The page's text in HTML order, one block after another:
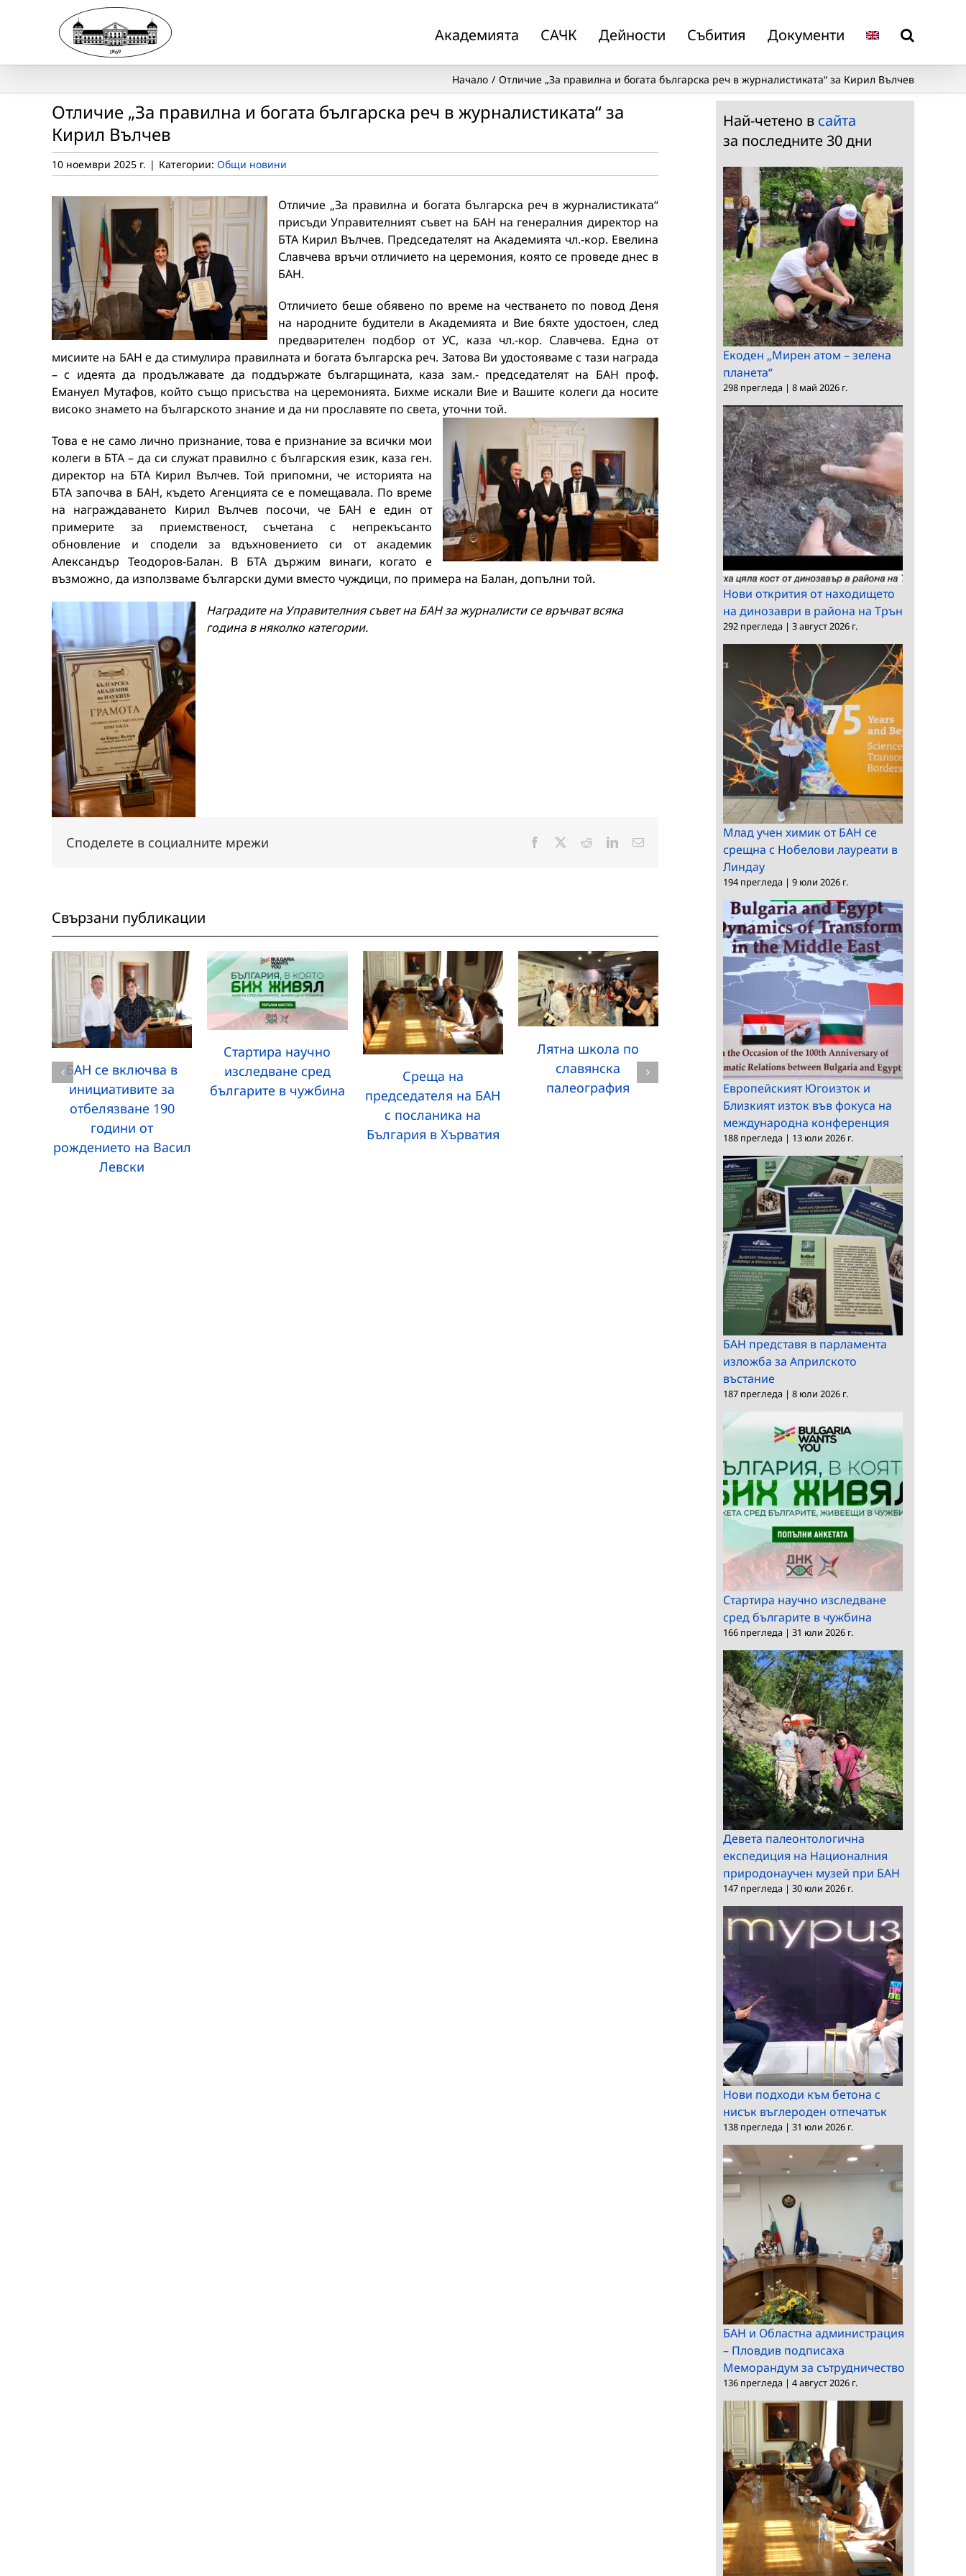
Академията САЧК Дейности Събития Документи
Начало Oтличие „За правилна и богата българска реч в журналистиката“ за Кирил Вълчев
Oтличие „За правилна и богата българска реч в журналистиката“ за
Кирил Вълчев
10 ноември 2025 г. | Категории: Общи новини
Отличие „За правилна и богата българска реч в журналистиката“
присъди Управителният съвет на БАН на генералния директор на
БТА Кирил Вълчев. Председателят на Академията чл.-кор. Евелина
Славчева връчи отличието на церемония, която се проведе днес в
БАН.
Отличието беше обявено по време на честването по повод Деня
на народните будители в Академията и Вие бяхте удостоен, след
предварителен подбор от УС, каза чл.-кор. Славчева. Една от
мисиите на БАН е да стимулира правилната и богата българска реч. Затова Ви удостояваме с тази награда
– с идеята да продължавате да поддържате българщината, каза зам.- председателят на БАН проф.
Емануел Мутафов, който също присъства на церемонията. Бихме искали Вие и Вашите колеги да носите
високо знамето на българското знание и да ни прославяте по света, уточни той.
Това е не само лично признание, това е признание за всички мои
колеги в БТА – да си служат правилно с българския език, каза ген.
директор на БТА Кирил Вълчев. Той припомни, че историята на
БТА започва в БАН, където Агенцията се е помещавала. По време
на награждаването Кирил Вълчев посочи, че БАН е един от
примерите за приемственост, съчетана с непрекъсанто
обновление и сподели за вдъхновението си от академик
Александър Теодоров-Балан. В БТА държим винаги, когато е
възможно, да използваме български думи вместо чуждици, по примера на Балан, допълни той.
Наградите на Управителния съвет на БАН за журналистисе връчват всяка
година в няколко категории.
Споделете в социалните мрежи Facebook RedditLinkedInЕлектронна
Свързани публикации
БАН се включва в
инициативите за
отбелязване 190
години от
рождението на Васил
Левски
Стартира научно
изследване сред
българите в чужбина
Среща на
председателя на БАН
с посланика на
България в Хърватия
Лятна школа по
славянска
палеография
Среща на
председателя на БАН
с посланика на
България в Словакия
Конкурс за професор
в ИМИ
Най-четено в сайта
за последните 30 дни
Екоден „Мирен атом – зелена
планета“
298 прегледа | 8 май 2026 г.
Нови открития от находището
на динозаври в района на Трън
292 прегледа | 3 август 2026 г.
Млад учен химик от БАН се
срещна с Нобелови лауреати в
Линдау
194 прегледа | 9 юли 2026 г.
Европейският Югоизток и
Близкият изток във фокуса на
международна конференция
188 прегледа | 13 юли 2026 г.
БАН представя в парламента
изложба за Априлското
въстание
187 прегледа | 8 юли 2026 г.
Стартира научно изследване
сред българите в чужбина
166 прегледа | 31 юли 2026 г.
Девета палеонтологична
експедиция на Националния
природонаучен музей при БАН
147 прегледа | 30 юли 2026 г.
Нови подходи към бетона с
нисък въглероден отпечатък
138 прегледа | 31 юли 2026 г.
БАН и Областна администрация
– Пловдив подписаха
Меморандум за сътрудничество
136 прегледа | 4 август 2026 г.